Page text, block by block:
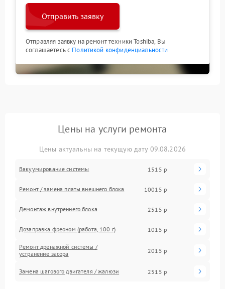
Отправить заявку
Отправляя заявку на ремонт техники Toshiba, Вы
соглашаетесь с Политикой конфиденциальности
Цены на услуги ремонта
Цены актуальны на текущую дату 09.08.2026
Вакуумирование системы 1515 р
Ремонт / замена платы внешнего блока 10015 р
Демонтаж внутреннего блока 2515 р
Дозаправка фреоном (работа, 100 г) 1015 р
Ремонт дренажной системы /
устранение засора
2015 р
Замена шагового двигателя / жалюзи 2515 р